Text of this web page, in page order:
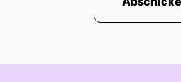
00:01:08: den ganzen